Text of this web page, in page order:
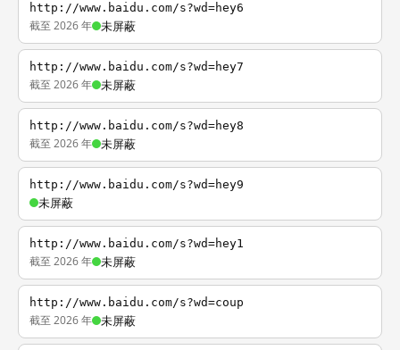
http://www.baidu.com/s?wd=hey6
截至 2026 年 未屏蔽
http://www.baidu.com/s?wd=hey7
截至 2026 年 未屏蔽
http://www.baidu.com/s?wd=hey8
截至 2026 年 未屏蔽
http://www.baidu.com/s?wd=hey9
未屏蔽
http://www.baidu.com/s?wd=hey1
截至 2026 年 未屏蔽
http://www.baidu.com/s?wd=coup
截至 2026 年 未屏蔽